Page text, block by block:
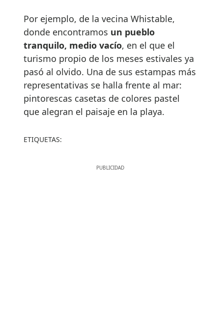
Por ejemplo, de la vecina Whistable,
donde encontramos un pueblo
tranquilo, medio vacío, en el que el
turismo propio de los meses estivales ya
pasó al olvido. Una de sus estampas más
representativas se halla frente al mar:
pintorescas casetas de colores pastel
que alegran el paisaje en la playa.
ETIQUETAS: